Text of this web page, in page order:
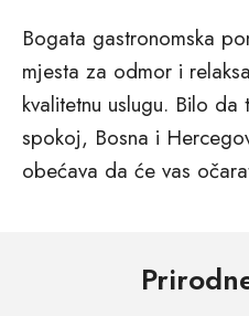
Bogata gastronomska
mjesta za odmor i
kvalitetnu uslugu. Bilo
spokoj, Bosna i
obećava da će vas